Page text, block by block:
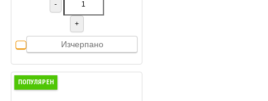
-
+
Изчерпано
ПОПУЛЯРЕН